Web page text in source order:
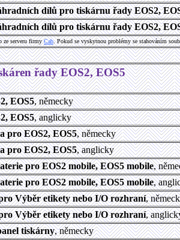
dílů pro tiskárnu řady EOS2,
dílů pro tiskárnu řady EOS2,
ze serveru firmyCab. Pokud se vyskytnou problémy se stahováním
řady EOS2, EOS5
EOS5, německy
EOS5, anglicky
pro EOS2, EOS5, německy
pro EOS2, EOS5, anglicky
pro EOS2 mobile, EOS5 mobile,
pro EOS2 mobile, EOS5 mobile,
Výběr etikety nebo I/O rozhraní,
Výběr etikety nebo I/O rozhraní,
tiskárny, německy